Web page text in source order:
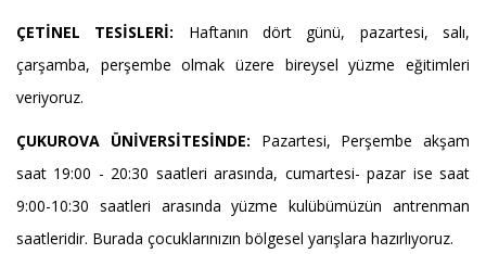
ÇETİNEL TESİSLERİ: Haftanın dört günü, pazartesi, salı,
çarşamba, perşembe olmak üzere bireysel yüzme eğitimleri
veriyoruz.
ÇUKUROVA ÜNİVERSİTESİNDE: Pazartesi, Perşembe akşam
saat 19:00 - 20:30 saatleri arasında, cumartesi- pazar ise saat
9:00-10:30 saatleri arasında yüzme kulübümüzün antrenman
saatleridir. Burada çocuklarınızın bölgesel yarışlara hazırlıyoruz.